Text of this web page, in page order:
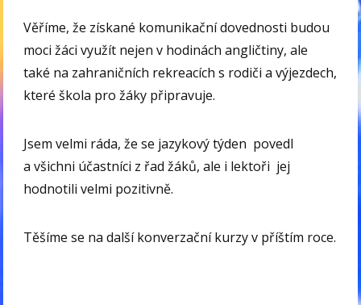
Věříme, že získané komunikační dovednosti budou
moci žáci využít nejen v hodinách angličtiny, ale
také na zahraničních rekreacích s rodiči a výjezdech,
které škola pro žáky připravuje.
Jsem velmi ráda, že se jazykový týden povedl
a všichni účastníci z řad žáků, ale i lektoři jej
hodnotili velmi pozitivně.
Těšíme se na další konverzační kurzy v příštím roce.